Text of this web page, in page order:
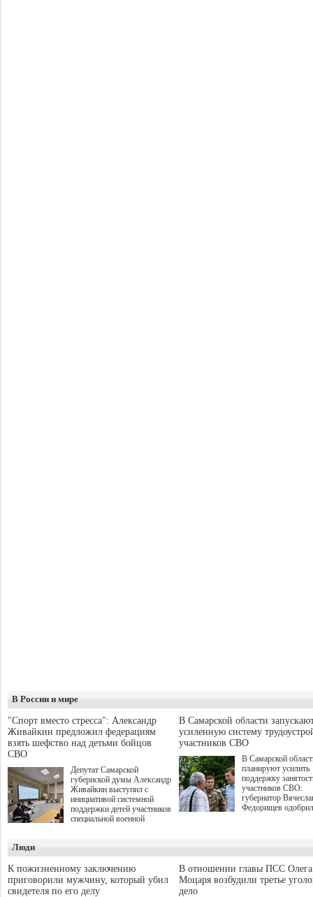
В России и мире
"Спорт вместо стресса": Александр
Живайкин предложил федерациям
взять шефство над детьми бойцов
СВО
Депутат Самарской
губернской думы Александр
Живайкин выступил с
инициативой системной
поддержки детей участников
специальной военной
"Помощь фронту и семьям
участников СВО", которая
прошла в Отрадном 7
августа.
В Самарской области
усиленную систему
участников СВО
В Самарской
планируют усилить
поддержку
участников СВО:
губернатор
Федорищев
на трудоустройство
спокойную
мирной жизни.
Люди
К пожизненному заключению
приговорили мужчину, который убил
свидетеля по его делу
В отношении главы ПСС Олега
Моцаря возбудили третье
дело